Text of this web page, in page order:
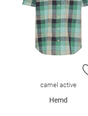
camel active
Hemd